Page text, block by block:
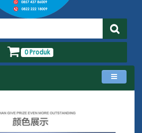
0 Produk